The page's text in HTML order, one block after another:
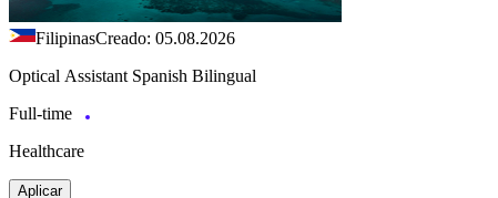
FilipinasCreado: 05.08.2026
Optical Assistant Spanish Bilingual
Full-time
Healthcare
Aplicar